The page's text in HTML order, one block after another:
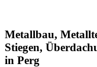
Metallbau,
Stiegen,
in Perg